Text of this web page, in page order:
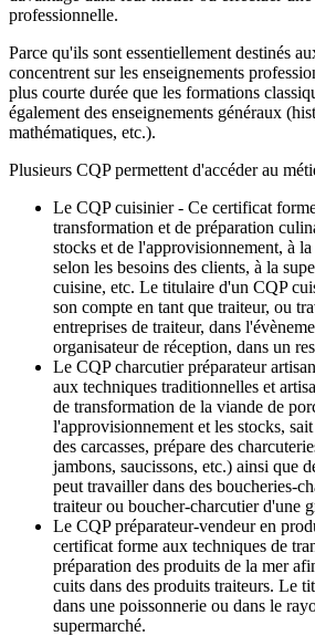
professionnelle.
Parce qu'ils sont essentiellement destinés
concentrent sur les enseignements
plus courte durée que les formations
également des enseignements généraux
mathématiques, etc.).
Plusieurs CQP permettent d'accéder au
Le CQP cuisinier - Ce certificat
transformation et de préparation
stocks et de l'approvisionnement, à
selon les besoins des clients, à la
cuisine, etc. Le titulaire d'un CQP
son compte en tant que traiteur, ou
entreprises de traiteur, dans
organisateur de réception, dans un
Le CQP charcutier préparateur
aux techniques traditionnelles et
de transformation de la viande de
l'approvisionnement et les stocks,
des carcasses, prépare des
jambons, saucissons, etc.) ainsi que
peut travailler dans des boucheries-
traiteur ou boucher-charcutier d'une
Le CQP préparateur-vendeur en
certificat forme aux techniques de
préparation des produits de la mer
cuits dans des produits traiteurs. Le
dans une poissonnerie ou dans le
supermarché.